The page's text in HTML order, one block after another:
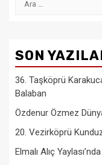
SON
36. Taşköprü
Balaban
Özdenur Özmez
20. Vezirköprü
Elmalı Alıç